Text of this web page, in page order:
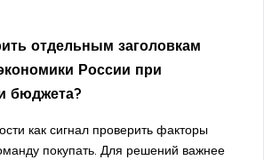
отдельным заголовкам
России при
бюджета?
как сигнал проверить факторы
покупать. Для решений важнее